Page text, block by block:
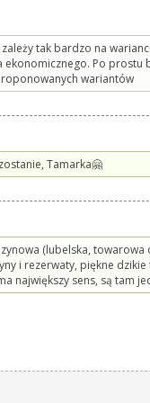
tak bardzo na
Po prostu
wariantów
Tamarka🤗
(lubelska,
i rezerwaty, piękne
największy sens, są tam